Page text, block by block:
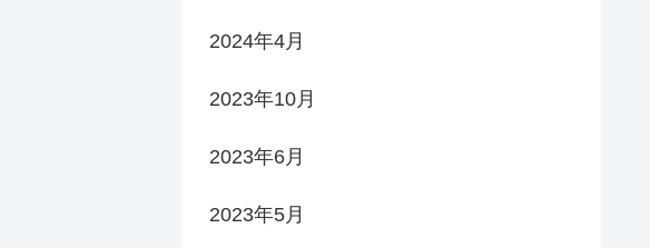
2024年4月
2023年10月
2023年6月
2023年5月